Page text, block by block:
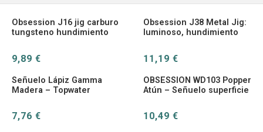
Obsession J16 jig carburo
tungsteno hundimiento
9,89 €
Obsession J38 Metal Jig:
luminoso, hundimiento
11,19 €
Señuelo Lápiz Gamma
Madera – Topwater
7,76 €
OBSESSION WD103 Popper
Atún – Señuelo superficie
10,49 €